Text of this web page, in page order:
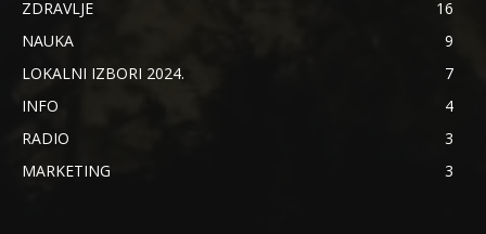
ZDRAVLJE
16
NAUKA
9
LOKALNI IZBORI 2024.
7
INFO
4
RADIO
3
MARKETING
3